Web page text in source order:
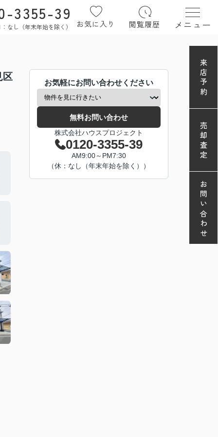
3355-39
なし（年末年始を除く） お気に入り 閲覧履歴 メニュー
区
お気軽にお問い合わせください
無料お問い合わせ
株式会社ハウスプロジェクト
0120-3355-39
AM9:00～PM7:30
（休：なし（年末年始を除く））
来店予約
売却査定
お問い合わせ